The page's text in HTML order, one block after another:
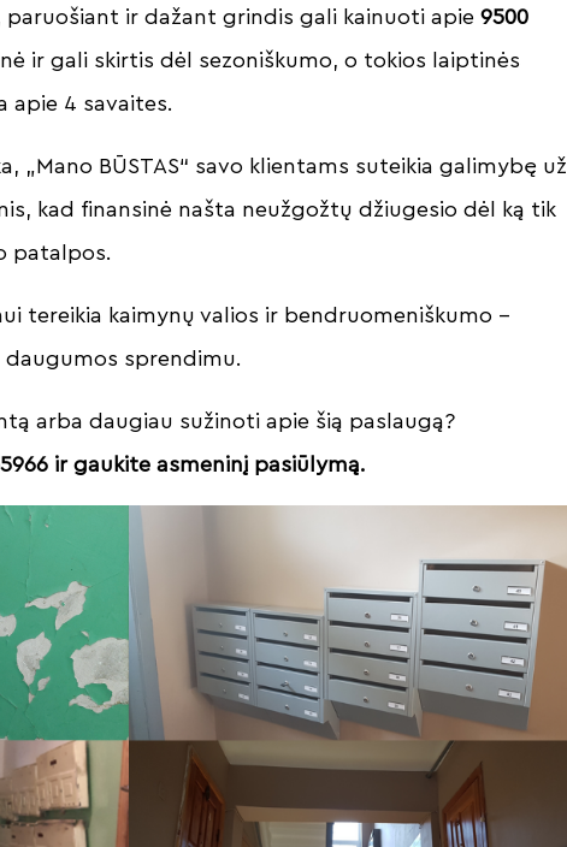
ir dažant grindis gali kainuoti apie9500
ir gali skirtis dėl sezoniškumo, o tokios laiptinės
apie 4 savaites.
„Mano BŪSTAS“ savo klientams suteikia galimybę už
kad finansinė našta neužgožtų džiugesio dėl ką tik
patalpos.
tereikia kaimynų valios ir bendruomeniškumo –
sprendimu.
arba daugiau sužinoti apie šią paslaugą?
ir gaukite asmeninį pasiūlymą.